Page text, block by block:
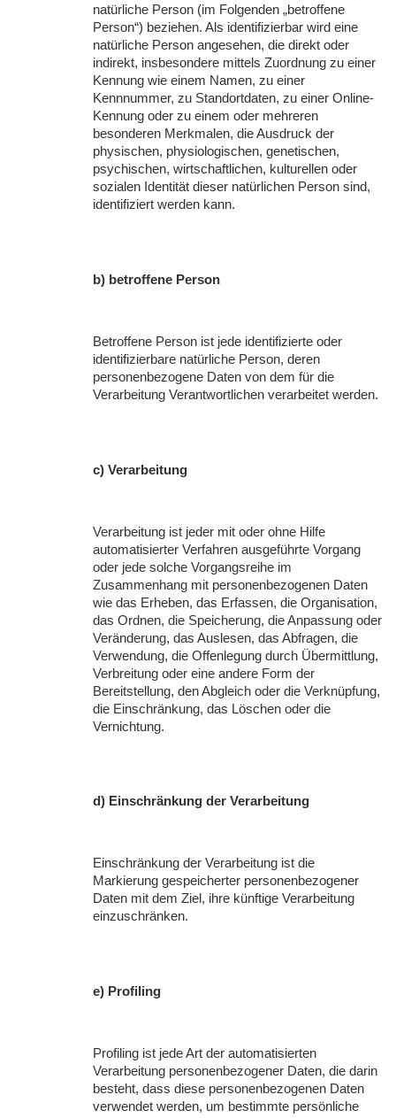
natürliche Person (im Folgenden „betroffene
Person“) beziehen. Als identifizierbar wird eine
natürliche Person angesehen, die direkt oder
indirekt, insbesondere mittels Zuordnung zu einer
Kennung wie einem Namen, zu einer
Kennnummer, zu Standortdaten, zu einer Online-
Kennung oder zu einem oder mehreren
besonderen Merkmalen, die Ausdruck der
physischen, physiologischen, genetischen,
psychischen, wirtschaftlichen, kulturellen oder
sozialen Identität dieser natürlichen Person sind,
identifiziert werden kann.
b) betroffene Person
Betroffene Person ist jede identifizierte oder
identifizierbare natürliche Person, deren
personenbezogene Daten von dem für die
Verarbeitung Verantwortlichen verarbeitet werden.
c) Verarbeitung
Verarbeitung ist jeder mit oder ohne Hilfe
automatisierter Verfahren ausgeführte Vorgang
oder jede solche Vorgangsreihe im
Zusammenhang mit personenbezogenen Daten
wie das Erheben, das Erfassen, die Organisation,
das Ordnen, die Speicherung, die Anpassung oder
Veränderung, das Auslesen, das Abfragen, die
Verwendung, die Offenlegung durch Übermittlung,
Verbreitung oder eine andere Form der
Bereitstellung, den Abgleich oder die Verknüpfung,
die Einschränkung, das Löschen oder die
Vernichtung.
d) Einschränkung der Verarbeitung
Einschränkung der Verarbeitung ist die
Markierung gespeicherter personenbezogener
Daten mit dem Ziel, ihre künftige Verarbeitung
einzuschränken.
e) Profiling
Profiling ist jede Art der automatisierten
Verarbeitung personenbezogener Daten, die darin
besteht, dass diese personenbezogenen Daten
verwendet werden, um bestimmte persönliche